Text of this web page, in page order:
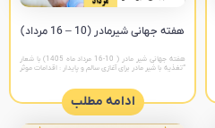
هفته جهانی شیرمادر (10 – 16 مرداد)
هفته جهانی شیر مادر ( 10-16 مرداد ماه 1405) با شعار
“تغذیه با شیر مادر برای آغازی سالم و پایدار : اقدامات موثر
ادامه مطلب